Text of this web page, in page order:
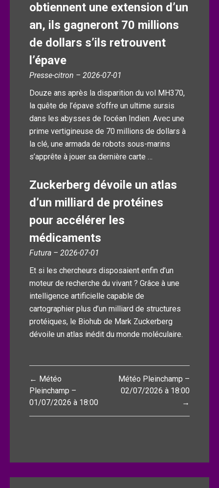
obtiennent une extension d’un
an, ils gagneront 70 millions
de dollars s’ils retrouvent
l’épave
Presse-citron – 2026-07-01
Douze ans après la disparition du vol MH370,
la quête de l’épave s’offre un ultime sursis
dans les abysses de l’océan Indien. Avec une
prime vertigineuse de 70 millions de dollars à
la clé, une armada de robots sous-marins
s’apprête à jouer sa dernière carte …
Zuckerberg dévoile un atlas
d’un milliard de protéines
pour accélérer les
médicaments
Futura – 2026-07-01
Et si les chercheurs disposaient enfin d’un
moteur de recherche du vivant ? Grâce à une
intelligence artificielle capable de
cartographier plus d’un milliard de structures
protéiques, le Biohub de Mark Zuckerberg
dévoile un atlas inédit du monde moléculaire.
Navigation
de
l’article
← Météo
Pleinchamp –
01/07/2026 à 18:00
Météo Pleinchamp –
02/07/2026 à 18:00
→